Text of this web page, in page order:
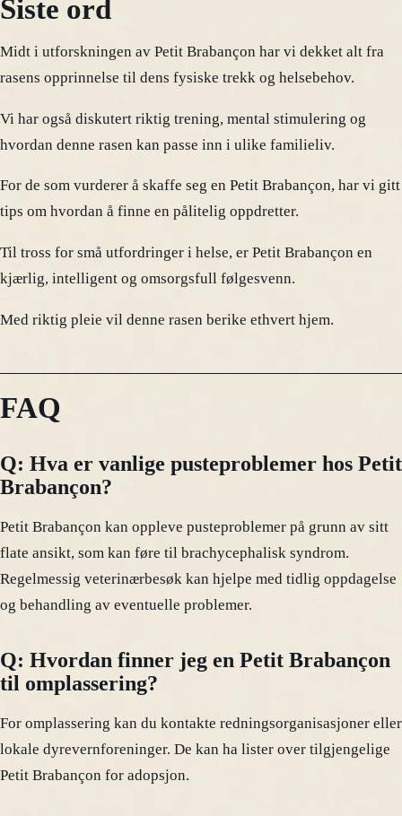
Siste ord
Midt i utforskningen av Petit Brabançon har vi dekket alt fra
rasens opprinnelse til dens fysiske trekk og helsebehov.
Vi har også diskutert riktig trening, mental stimulering og
hvordan denne rasen kan passe inn i ulike familieliv.
For de som vurderer å skaffe seg en Petit Brabançon, har vi gitt
tips om hvordan å finne en pålitelig oppdretter.
Til tross for små utfordringer i helse, er Petit Brabançon en
kjærlig, intelligent og omsorgsfull følgesvenn.
Med riktig pleie vil denne rasen berike ethvert hjem.
FAQ
Q: Hva er vanlige pusteproblemer hos Petit
Brabançon?
Petit Brabançon kan oppleve pusteproblemer på grunn av sitt
flate ansikt, som kan føre til brachycephalisk syndrom.
Regelmessig veterinærbesøk kan hjelpe med tidlig oppdagelse
og behandling av eventuelle problemer.
Q: Hvordan finner jeg en Petit Brabançon
til omplassering?
For omplassering kan du kontakte redningsorganisasjoner eller
lokale dyrevernforeninger. De kan ha lister over tilgjengelige
Petit Brabançon for adopsjon.